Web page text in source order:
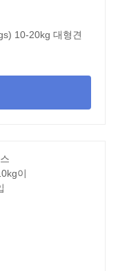
10-20kg 대형견